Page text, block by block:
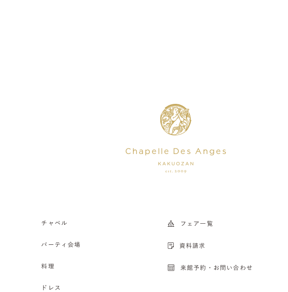
チャペル
パーティ会場
料理
ドレス
フェア一覧
資料請求
来館予約・お問い合わせ